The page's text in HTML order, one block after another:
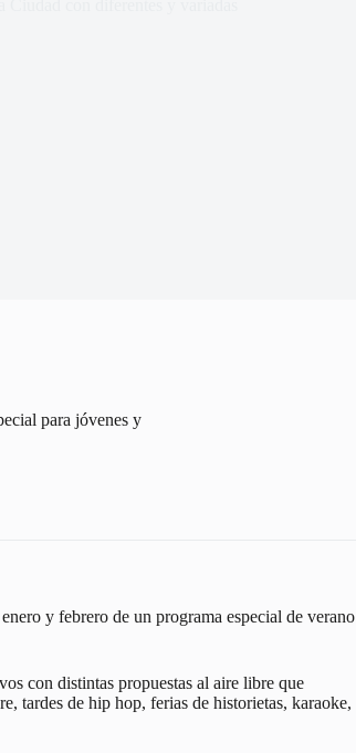
para jóvenes y
y febrero de un programa especial de verano
con distintas propuestas al aire libre que
tardes de hip hop, ferias de historietas, karaoke,